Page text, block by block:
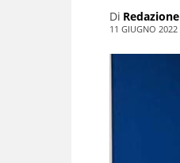
Di Redazione
11 GIUGNO 2022